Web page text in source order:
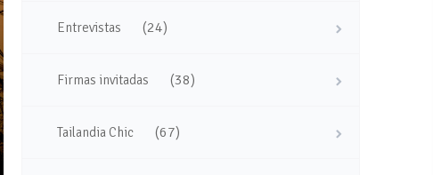
Entrevistas (24)
Firmas invitadas (38)
Tailandia Chic (67)